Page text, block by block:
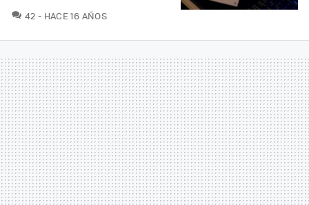
42 COMENTARIOS
HACE 16 AÑOS